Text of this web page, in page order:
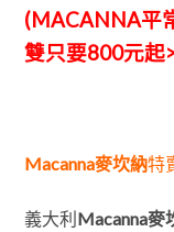
(MACANNA平
雙只要800元起
Macanna麥坎納特
義大利 Macanna麥